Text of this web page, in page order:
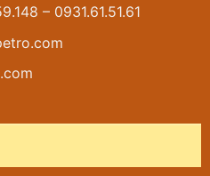
– 0931.61.51.61